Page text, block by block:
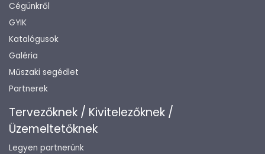
Cégünkről
GYIK
Katalógusok
Galéria
Műszaki segédlet
Partnerek
Tervezőknek / Kivitelezőknek /
Üzemeltetőknek
Legyen partnerünk